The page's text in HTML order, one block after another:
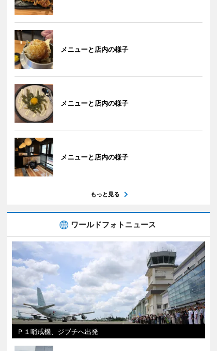
メニューと店内の様子
メニューと店内の様子
メニューと店内の様子
もっと見る
ワールドフォトニュース
Ｐ１哨戒機、ジブチへ出発